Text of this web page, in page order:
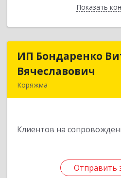
ПоказатьНазад
ИП Бондаренко
Вячеславович
Коряжма
Клиентов на
Отправить
ИП
Отправить